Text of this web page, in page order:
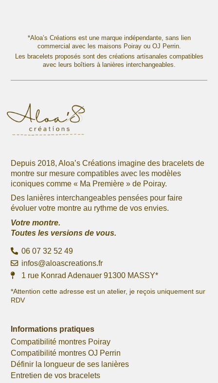
être
choisies
sur
page
*Aloa’s Créations est une marque indépendante, sans lien
commercial avec les maisons Poiray ou OJ Perrin.
Les bracelets proposés sont des créations artisanales compatibles
avec leurs boîtiers à lanières interchangeables.
Depuis 2018, Aloa’s Créations imagine des bracelets de
montre sur mesure compatibles avec les modèles
iconiques comme « Ma Première » de Poiray.
Des lanières interchangeables pensées pour faire
évoluer votre montre au rythme de vos envies.
Votre montre.
Toutes les versions de vous.
06 07 32 52 49
infos@aloascreations.fr
1 rue Konrad Adenauer 91300 MASSY*
*Attention cette adresse est un atelier, je reçois uniquement sur
RDV
Informations pratiques
Compatibilité montres Poiray
Compatibilité montres OJ Perrin
Définir la longueur de ses lanières
Entretien de vos bracelets